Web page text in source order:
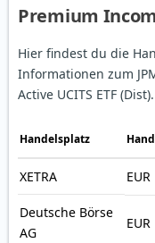
Premium
Hier findest du die
Informationen zum
Active UCITS ETF (Dist).
Handelsplatz
XETRA EUR
Deutsche Börse
AG
EUR